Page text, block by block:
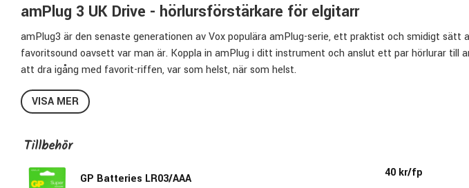
amPlug 3 UK Drive - hörlursförstärkare för elgitarr
amPlug3 är den senaste generationen av Vox populära amPlug-serie, ett praktist och smidigt
favoritsound oavsett var man är. Koppla in amPlug i ditt instrument och anslut ett par hörlurar till
att dra igång med favorit-riffen, var som helst, när som helst.
amPlug 3 UK Drive återger med hjälp av analoga kretsar den naturliga kompressionen och tonen i
förstärkare där CH1 (kanal 1) representerar den spröda vintagetonen från rent till crunch medan
ytterligare möjligheter att skapa sina egna ljudbilder. De inbyggda rytmerna i är inte bara nyttiga
VISA MER
Tillbehör
GP Batteries LR03/AAA 40 kr/fp